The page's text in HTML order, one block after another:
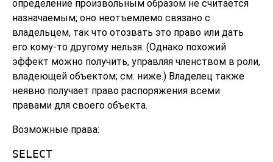
определение произвольным образом не считается
назначаемым; оно неотъемлемо связано с
владельцем, так что отозвать это право или дать
его кому-то другому нельзя. (Однако похожий
эффект можно получить, управляя членством в роли,
владеющей объектом; см. ниже.) Владелец также
неявно получает право распоряжения всеми
правами для своего объекта.
Возможные права:
SELECT